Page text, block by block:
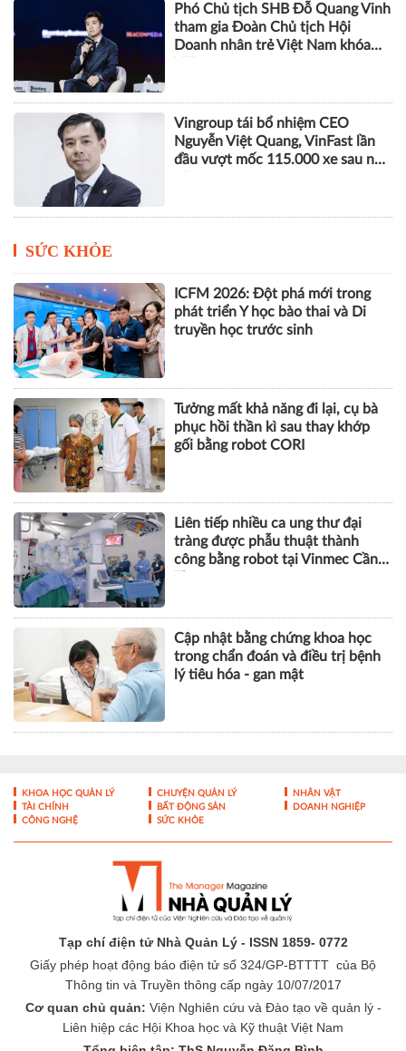
Phó Chủ tịch SHB Đỗ Quang Vinh
tham gia Đoàn Chủ tịch Hội
Doanh nhân trẻ Việt Nam khóa
Vingroup tái bổ nhiệm CEO
Nguyễn Việt Quang, VinFast lần
đầu vượt mốc 115.000 xe sau nửa
SỨC KHỎE
ICFM 2026: Đột phá mới trong
phát triển Y học bào thai và Di
truyền học trước sinh
Tưởng mất khả năng đi lại, cụ bà
phục hồi thần kì sau thay khớp
gối bằng robot CORI
Liên tiếp nhiều ca ung thư đại
tràng được phẫu thuật thành
công bằng robot tại Vinmec Cần
Cập nhật bằng chứng khoa học
trong chẩn đoán và điều trị bệnh
lý tiêu hóa - gan mật
KHOA HỌC QUẢN LÝ CHUYỆN QUẢN LÝ
NHÂN VẬT
TÀI CHÍNH
BẤT ĐỘNG SẢN
DOANH NGHIỆP
CÔNG NGHỆ
SỨC KHỎE
Tạp chí điện tử Nhà Quản Lý - ISSN 1859- 0772
Giấy phép hoạt động báo điện tử số 324/GP-BTTTT của Bộ
Thông tin và Truyền thông cấp ngày 10/07/2017
Cơ quan chủ quản: Viện Nghiên cứu và Đào tạo về quản lý -
Liên hiệp các Hội Khoa học và Kỹ thuật Việt Nam